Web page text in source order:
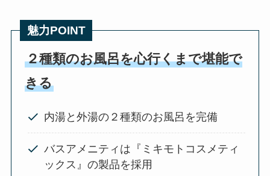
魅力POINT
２種類のお風呂を心行くまで堪能で
きる
内湯と外湯の２種類のお風呂を完備
バスアメニティは『ミキモトコスメティ
ックス』の製品を採用